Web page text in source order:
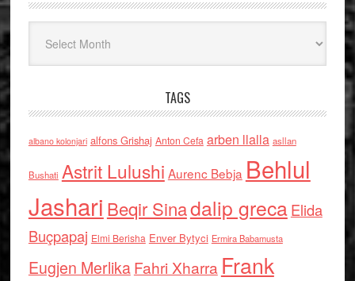
TAGS
albano kolonjari alfons Grishaj Anton Cefa arben llalla asllan
Bushati Astrit Lulushi Aurenc Bebja Behlul
Jashari Beqir Sinadalip grecaElida
Buçpapaj Elmi Berisha Enver Bytyci Ermira Babamusta
Eugjen MerlikaFahri Xharra Frank